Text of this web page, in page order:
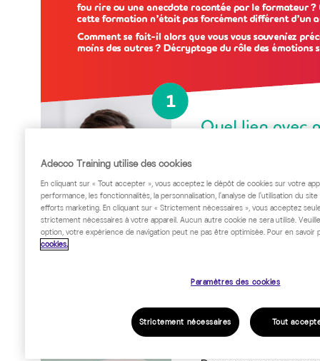
Adecco Training utilise des cookies
En cliquant sur « Tout accepter », vous acceptez le dépôt de cookies sur votre
performance, les fonctionnalités, la personnalisation, l'analyse de l'utilisation du
efforts marketing. En cliquant sur « Strictement nécessaires », vous acceptez
strictement nécessaires à votre appareil. Aucun autre cookie ne sera utilisé.
option, votre expérience de navigation peut ne pas être optimisée. Pour en
cookies.
Paramètres des cookies
Strictement nécessaires Tout